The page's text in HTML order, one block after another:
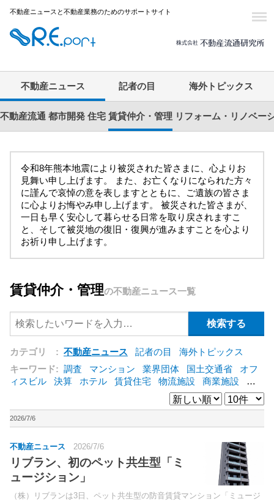
不動産ニュースと不動産業務のためのサポートサイト
不動産ニュース 記者の目 海外トピックス
不動産流通 都市開発 住宅 賃貸仲介・管理 リフォーム・リノベー
令和8年熊本地震により被災された皆さまに、心よりお
見舞い申し上げます。 また、お亡くなりになられた方々
に謹んで哀悼の意を表しますとともに、ご遺族の皆さま
に心よりお悔やみ申し上げます。 被災された皆さまが、
一日も早く安心して暮らせる日常を取り戻されますこ
と、そして被災地の復旧・復興が進みますことを心より
お祈り申し上げます。
賃貸仲介・管理の不動産ニュース一覧
カテゴリ : 不動産ニュース 記者の目
海外トピックス
キーワード: 調査 マンション 業界団体 国土交通省
オフ
ィスビル
決算 ホテル 賃貸住宅 物流施設 商業施設
海
東急不動産 賃料
ア
野村不動産 ZEH [+]
2026/7/6
不動産ニュース 2026/7/6
リブラン、初のペット共生型「ミ
ュージション」
（株）リブランは3日、ペット共生型の防音賃貸マンション「ミュージ